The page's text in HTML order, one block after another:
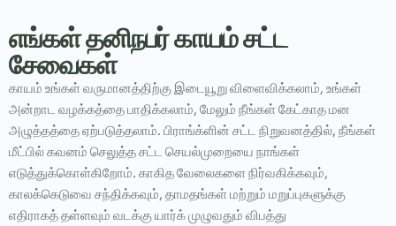
எங்கள் தனிநபர் காயம் சட்ட
சேவைகள்
காயம் உங்கள் வருமானத்திற்கு இடையூறு விளைவிக்கலாம், உங்கள்
அன்றாட வழக்கத்தை பாதிக்கலாம், மேலும் நீங்கள் கேட்காத மன
அழுத்தத்தை ஏற்படுத்தலாம். பிராங்க்ளின் சட்ட நிறுவனத்தில், நீங்கள்
மீட்பில் கவனம் செலுத்த சட்ட செயல்முறையை நாங்கள்
எடுத்துக்கொள்கிறோம். காகித வேலைகளை நிர்வகிக்கவும்,
காலக்கெடுவை சந்திக்கவும், தாமதங்கள் மற்றும் மறுப்புகளுக்கு
எதிராகத் தள்ளவும் வடக்கு யார்க் முழுவதும் விபத்து